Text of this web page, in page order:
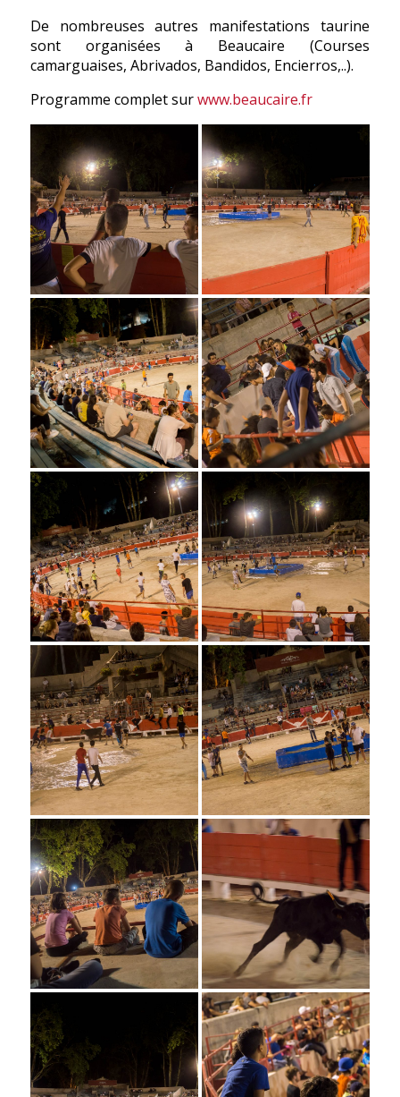
De nombreuses autres manifestations taurine
sont organisées à Beaucaire (Courses
camarguaises, Abrivados, Bandidos, Encierros,..).
Programme complet sur www.beaucaire.fr